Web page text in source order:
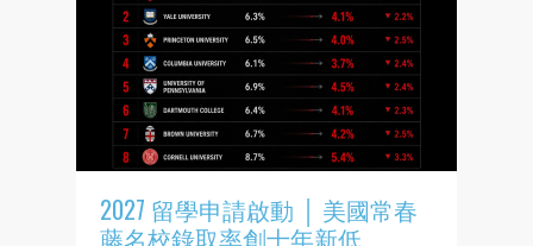
2027 留學申請啟動 │ 美國常春
藤名校錄取率創十年新低